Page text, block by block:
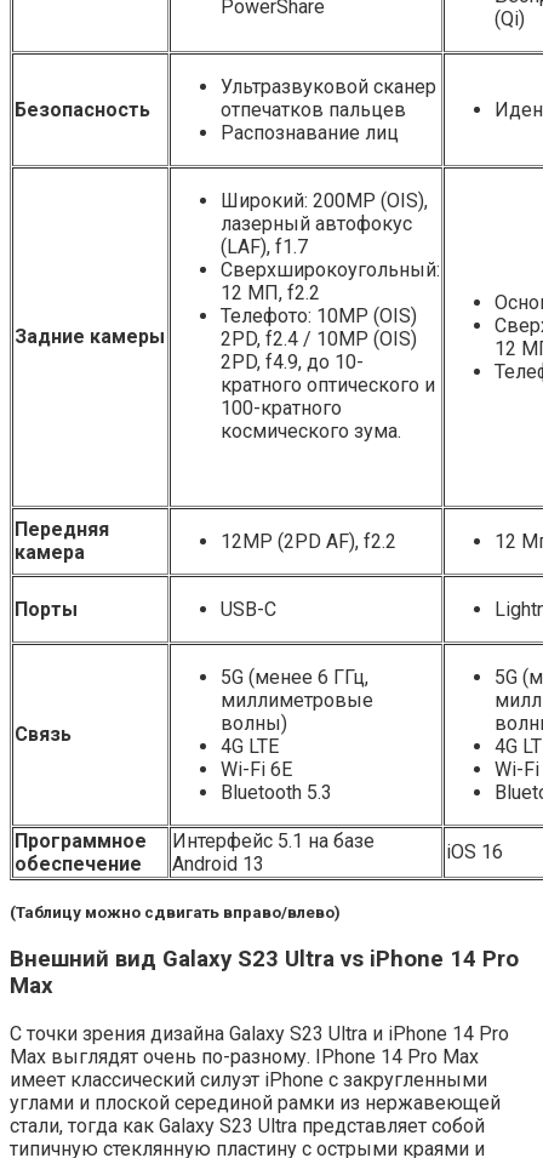
PowerShare
(Qi)
Безопасность
Ультразвуковой сканер
отпечатков пальцев
Распознавание лиц
Задние камеры
Широкий: 200MP (OIS),
лазерный автофокус
(LAF), f1.7
Сверхширокоугольный:
12 МП, f2.2
Телефото: 10MP (OIS)
2PD, f2.4 / 10MP (OIS)
2PD, f4.9, до 10-
кратного оптического и
100-кратного
космического зума.
12
Передняя
камера
12MP (2PD AF), f2.2 12
Порты USB-C
Связь
5G (менее 6 ГГц,
миллиметровые
волны)
4G LTE
Wi-Fi 6Е
Bluetooth 5.3
5G
4G
Wi-Fi
Программное
обеспечение
Интерфейс 5.1 на базе
Android 13
iOS 16
(Таблицу можно сдвигать вправо/влево)
Внешний вид Galaxy S23 Ultra vs iPhone 14 Pro
Max
С точки зрения дизайна Galaxy S23 Ultra и iPhone 14 Pro
Max выглядят очень по-разному. IPhone 14 Pro Max
имеет классический силуэт iPhone с закругленными
углами и плоской серединой рамки из нержавеющей
стали, тогда как Galaxy S23 Ultra представляет собой
типичную стеклянную пластину с острыми краями и